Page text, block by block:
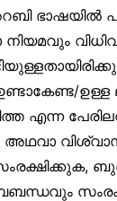
ഭാഷയിൽ
എന്ന